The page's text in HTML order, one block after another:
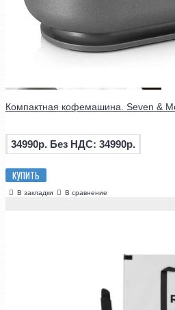
Компактная кофемашина. Seven &
34990р. Без НДС: 34990р.
КУПИТЬ
В закладки В сравнение